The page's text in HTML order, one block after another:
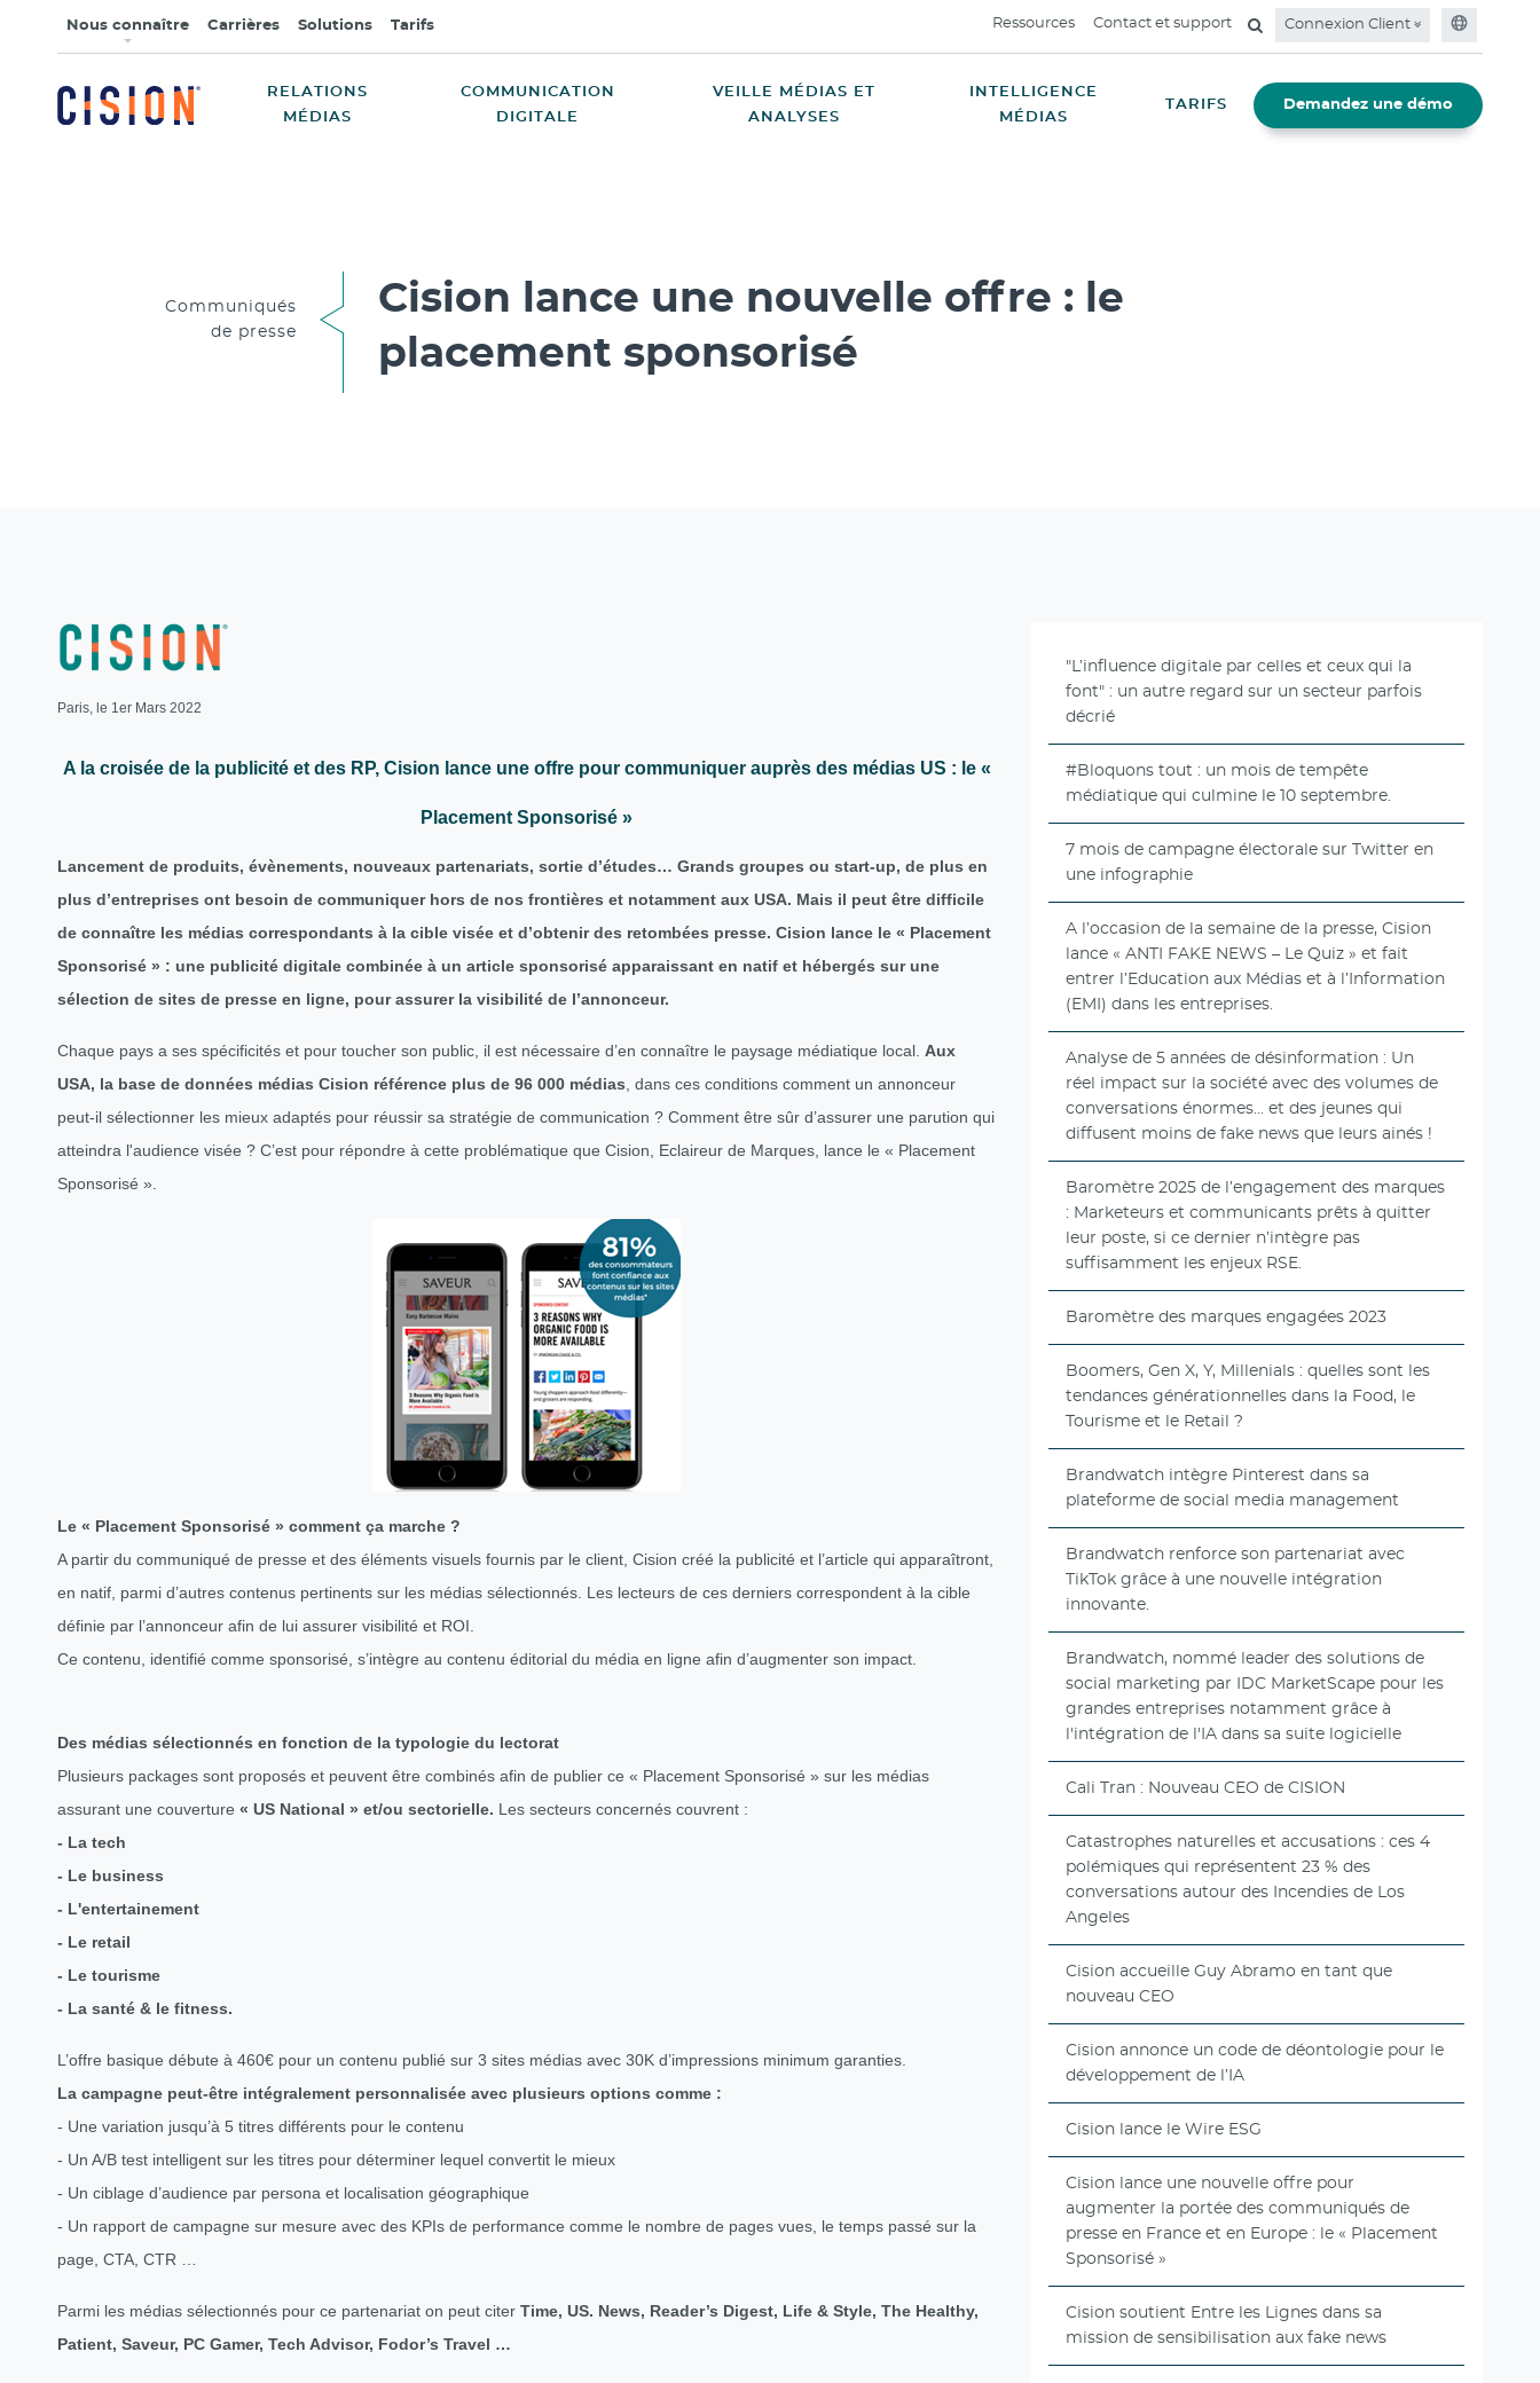
Nous connaître Carrières Solutions Tarifs Ressources Contact et support Connexion Client
RELATIONS
MÉDIAS
COMMUNICATION
DIGITALE
VEILLE MÉDIAS ET
ANALYSES
INTELLIGENCE
MÉDIAS
TARIFS Demandez une démo
Communiqués
de presse
Cision lance une nouvelle offre : le
placement sponsorisé
Paris, le 1er Mars 2022
A la croisée de la publicité et des RP, Cision lance une offre pour communiquer auprès des médias US : le «
Placement Sponsorisé »
Lancement de produits, évènements, nouveaux partenariats, sortie d’études… Grands groupes ou start-up, de plus en
plus d’entreprises ont besoin de communiquer hors de nos frontières et notamment aux USA. Mais il peut être difficile
de connaître les médias correspondants à la cible visée et d’obtenir des retombées presse. Cision lance le « Placement
Sponsorisé » : une publicité digitale combinée à un article sponsorisé apparaissant en natif et hébergés sur une
sélection de sites de presse en ligne, pour assurer la visibilité de l’annonceur.
Chaque pays a ses spécificités et pour toucher son public, il est nécessaire d’en connaître le paysage médiatique local. Aux
USA, la base de données médias Cision référence plus de 96 000 médias, dans ces conditions comment un annonceur
peut-il sélectionner les mieux adaptés pour réussir sa stratégie de communication ? Comment être sûr d’assurer une parution qui
atteindra l'audience visée ? C’est pour répondre à cette problématique que Cision, Eclaireur de Marques, lance le « Placement
Sponsorisé ».
Le « Placement Sponsorisé » comment ça marche ?
A partir du communiqué de presse et des éléments visuels fournis par le client, Cision créé la publicité et l’article qui apparaîtront,
en natif, parmi d’autres contenus pertinents sur les médias sélectionnés. Les lecteurs de ces derniers correspondent à la cible
définie par l’annonceur afin de lui assurer visibilité et ROI.
Ce contenu, identifié comme sponsorisé, s’intègre au contenu éditorial du média en ligne afin d’augmenter son impact.
Des médias sélectionnés en fonction de la typologie du lectorat
Plusieurs packages sont proposés et peuvent être combinés afin de publier ce « Placement Sponsorisé » sur les médias
assurant une couverture « US National » et/ou sectorielle. Les secteurs concernés couvrent :
- La tech
- Le business
- L'entertainement
- Le retail
- Le tourisme
- La santé & le fitness.
L’offre basique débute à 460€ pour un contenu publié sur 3 sites médias avec 30K d’impressions minimum garanties.
La campagne peut-être intégralement personnalisée avec plusieurs options comme :
- Une variation jusqu’à 5 titres différents pour le contenu
- Un A/B test intelligent sur les titres pour déterminer lequel convertit le mieux
- Un ciblage d’audience par persona et localisation géographique
- Un rapport de campagne sur mesure avec des KPIs de performance comme le nombre de pages vues, le temps passé sur la
page, CTA, CTR …
Parmi les médias sélectionnés pour ce partenariat on peut citer Time, US. News, Reader’s Digest, Life & Style, The Healthy,
Patient, Saveur, PC Gamer, Tech Advisor, Fodor’s Travel …
"L’influence digitale par celles et ceux qui la
font" : un autre regard sur un secteur parfois
décrié
#Bloquons tout : un mois de tempête
médiatique qui culmine le 10 septembre.
7 mois de campagne électorale sur Twitter en
une infographie
A l’occasion de la semaine de la presse, Cision
lance « ANTI FAKE NEWS – Le Quiz » et fait
entrer l’Education aux Médias et à l’Information
(EMI) dans les entreprises.
Analyse de 5 années de désinformation : Un
réel impact sur la société avec des volumes de
conversations énormes... et des jeunes qui
diffusent moins de fake news que leurs ainés !
Baromètre 2025 de l’engagement des marques
: Marketeurs et communicants prêts à quitter
leur poste, si ce dernier n’intègre pas
suffisamment les enjeux RSE.
Baromètre des marques engagées 2023
Boomers, Gen X, Y, Millenials : quelles sont les
tendances générationnelles dans la Food, le
Tourisme et le Retail ?
Brandwatch intègre Pinterest dans sa
plateforme de social media management
Brandwatch renforce son partenariat avec
TikTok grâce à une nouvelle intégration
innovante.
Brandwatch, nommé leader des solutions de
social marketing par IDC MarketScape pour les
grandes entreprises notamment grâce à
l'intégration de l'IA dans sa suite logicielle
Cali Tran : Nouveau CEO de CISION
Catastrophes naturelles et accusations : ces 4
polémiques qui représentent 23 % des
conversations autour des Incendies de Los
Angeles
Cision accueille Guy Abramo en tant que
nouveau CEO
Cision annonce un code de déontologie pour le
développement de l’IA
Cision lance le Wire ESG
Cision lance une nouvelle offre pour
augmenter la portée des communiqués de
presse en France et en Europe : le « Placement
Sponsorisé »
Cision soutient Entre les Lignes dans sa
mission de sensibilisation aux fake news